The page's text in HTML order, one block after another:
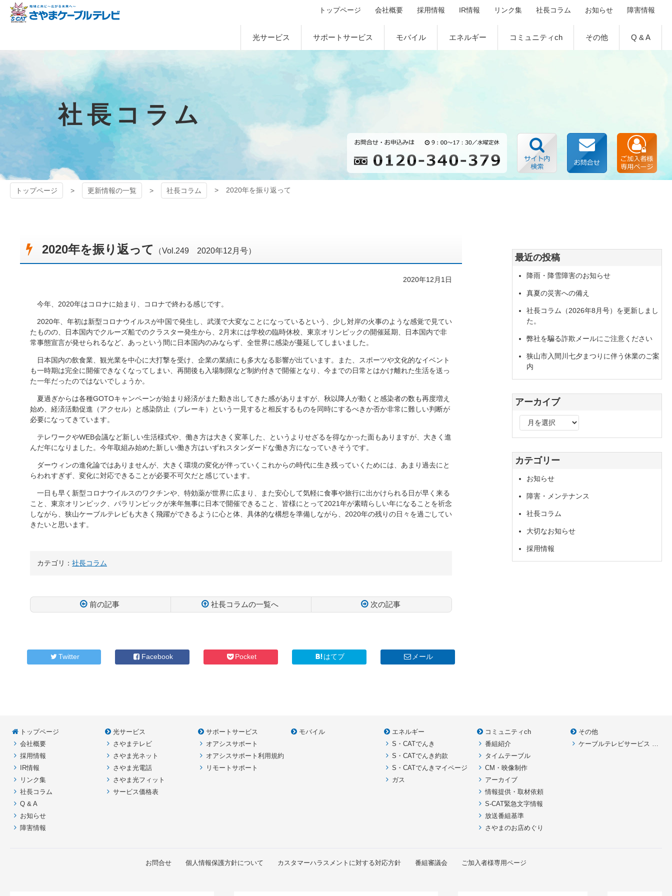
本
キ
ッ
テレビ
トップページ 会社概要 採用情報 IR情報 リンク集 社長コラム お知らせ 障害情報
光サービス サポートサービス モバイル エネルギー コミュニティch その他 Q & A
社長コラム
トップページ 更新情報の一覧 社長コラム 2020年を振り返って
最近の投稿
降雨・降雪障害のお知らせ
真夏の災害への備え
社長コラム（2026年8月号）を更新しまし
た。
弊社を騙る詐欺メールにご注意ください
狭山市入間川七夕まつりに伴う休業のご案
内
アーカイブ
ー
カ
イ
ブ
カテゴリー
お知らせ
障害・メンテナンス
社長コラム
大切なお知らせ
採用情報
2020年を振り返って （Vol.249 2020年12月号）
2020年12月1日
今年、2020年はコロナに始まり、コロナで終わる感じです。
2020年、年初は新型コロナウイルスが中国で発生し、武漢で大変なことになっているという、少し対岸の火事のような感覚で見てい
たものの、日本国内でクルーズ船でのクラスター発生から、2月末には学校の臨時休校、東京オリンピックの開催延期、日本国内で非
常事態宣言が発せられるなど、あっという間に日本国内のみならず、全世界に感染が蔓延してしまいました。
日本国内の飲食業、観光業を中心に大打撃を受け、企業の業績にも多大なる影響が出ています。また、スポーツや文化的なイベント
も一時期は完全に開催できなくなってしまい、再開後も入場制限など制約付きで開催となり、 今までの日常とはかけ離れた生活を送っ
た一年だったのではないでしょうか。
夏過ぎからは各種GOTOキャンペーンが始まり経済がまた動き出してきた感がありますが、秋以降人が動くと感染者の数も再度増え
始め、経済活動促進（アクセル）と感染防止（ブレーキ）という一見すると相反するものを同時にするべきか否か非常に難しい判断が
必要になってきています。
テレワークやWEB会議など新しい生活様式や、働き方は大きく変革した、というよりせざるを得なかった面もありますが、大きく進
んだ年になりました。今年取組み始めた新しい働き方はいずれスタンダードな働き方になっていきそうです。
ダーウィンの進化論ではありませんが、大きく環境の変化が伴っていくこれからの時代に生き残っていくためには、あまり過去にと
らわれすぎず、変化に対応できることが必要不可欠だと感じています。
一日も早く新型コロナウイルスのワクチンや、特効薬が世界に広まり、また安心して気軽に食事や旅行に出かけられる日が早く来る
こと、東京オリンピック、パラリンピックが来年無事に日本で開催できること、皆様にとって2021年が素晴らしい年になることを祈念
しながら、狭山ケーブルテレビも大きく飛躍ができるように心と体、 具体的な構想を準備しながら、2020年の残りの日々を過ごしてい
きたいと思います。
カテゴリ： 社長コラム
前の記事 社長コラムの一覧へ 次の記事
戻
る
Twitter Facebook Pocket はてブ メール
トップページ
会社概要
採用情報
IR情報
リンク集
社長コラム
Q & A
お知らせ
障害情報
光サービス
さやまテレビ
さやま光ネット
さやま光電話
さやま光フィット
サービス価格表
サポートサービス
オアシスサポート
オアシスサポート利用規約
リモートサポート
モバイル
エネルギー
S・CATでんき
S・CATでんき約款
S・CATでんきマイページ
ガス
コミュニティch
番組紹介
タイムテーブル
CM・映像制作
アーカイブ
情報提供・取材依頼
S-CAT緊急文字情報
放送番組基準
さやまのお店めぐり
その他
ケーブルテレビサービス HOME
お問合せ 個人情報保護方針について カスタマーハラスメントに対する対応方針 番組審議会 ご加入者様専用ページ